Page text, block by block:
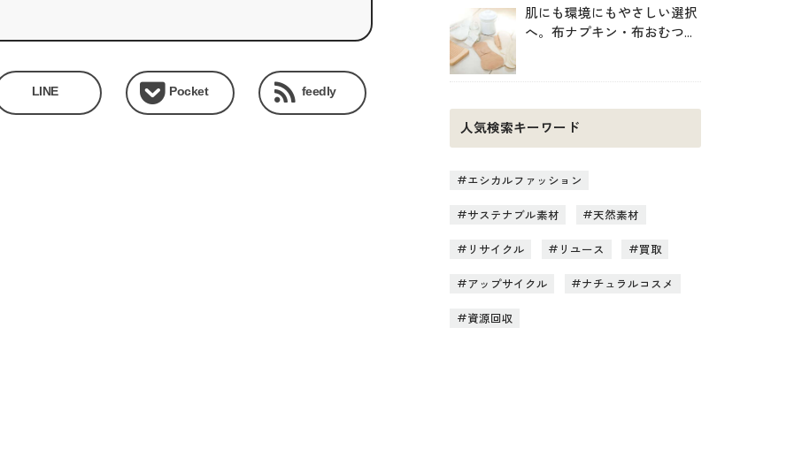
LINE Pocket feedly
肌にも環境にもやさしい選択
へ。布ナプキン・布おむつの
人気検索キーワード
エシカルファッション
サステナブル素材 天然素材
リサイクル リユース 買取
アップサイクル ナチュラルコスメ
資源回収